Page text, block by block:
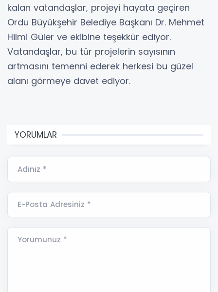
kalan vatandaşlar, projeyi hayata geçiren
Ordu Büyükşehir Belediye Başkanı Dr. Mehmet
Hilmi Güler ve ekibine teşekkür ediyor.
Vatandaşlar, bu tür projelerin sayısının
artmasını temenni ederek herkesi bu güzel
alanı görmeye davet ediyor.
YORUMLAR
Adınız *
E-Posta Adresiniz *
Yorumunuz *